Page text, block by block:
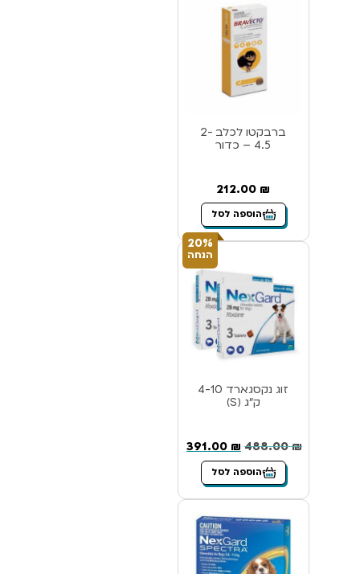
ברבקטו לכלב 2-
4.5 – כדור
212.00 ₪
הוספה לסל
20%
הנחה
זוג נקסגארד 4-10
ק”ג (S)
488.00₪
391.00 ₪
הוספה לסל